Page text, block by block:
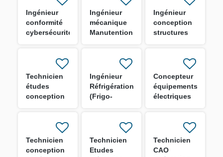
Ingénieur
conformité
cybersécurité
industriels
H/F
Ingénieur
mécanique
Manutentions
Ingénieur
conception
structures
Technicien
études
conception
Ingénieur
Réfrigération
(Frigo-
Concepteur
équipements
électriques
Technicien
conception
Technicien
Etudes
Technicien
CAO